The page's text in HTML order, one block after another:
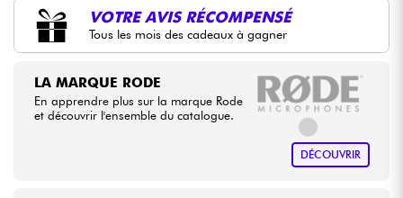
Voir nos marques
VOTRE AVIS RÉCOMPENSÉ
Tous les mois des cadeaux à gagner
LA MARQUE RODE
En apprendre plus sur la marque Rode
et découvrir l'ensemble du catalogue.
DÉCOUVRIR